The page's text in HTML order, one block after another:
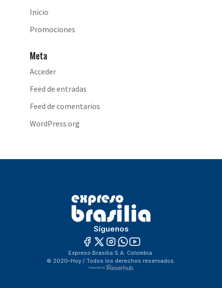
Inicio
Promociones
Meta
Acceder
Feed de entradas
Feed de comentarios
WordPress.org
Síguenos
Expreso Brasilia S.A. Colombia.
© 2020–Hoy / Todos los derechos reservados.